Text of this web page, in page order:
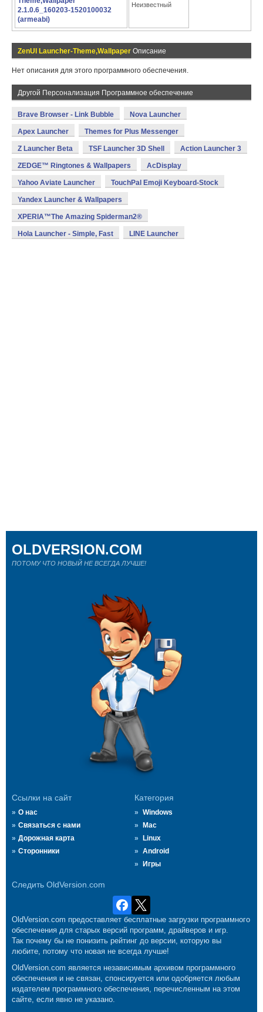
2.1.0.6_160203-1520100032
(armeabi)
Неизвестный
ZenUI Launcher-Theme,Wallpaper Описание
Нет описания для этого программного обеспечения.
Другой Персонализация Программное обеспечение
Brave Browser - Link Bubble Nova Launcher
Apex Launcher Themes for Plus Messenger
Z Launcher Beta TSF Launcher 3D Shell Action Launcher 3
ZEDGE™ Ringtones & Wallpapers AcDisplay
Yahoo Aviate Launcher TouchPal Emoji Keyboard-Stock
Yandex Launcher & Wallpapers
XPERIA™The Amazing Spiderman2®
Hola Launcher - Simple, Fast LINE Launcher
Ссылки на сайт
О нас
Связаться с нами
Дорожная карта
Сторонники
Категория
Windows
Mac
Linux
Android
Игры
Следить OldVersion.com
OLDVERSION.COM
ПОТОМУ ЧТО НОВЫЙ НЕ ВСЕГДА ЛУЧШЕ!
OldVersion.com предоставляет бесплатные загрузки программного
обеспечения для старых версий программ, драйверов и игр.
Так почему бы не понизить рейтинг до версии, которую вы
любите, потому что новая не всегда лучше!
OldVersion.com является независимым архивом программного
обеспечения и не связан, спонсируется или одобряется любым
издателем программного обеспечения, перечисленным на этом
сайте, если явно не указано.